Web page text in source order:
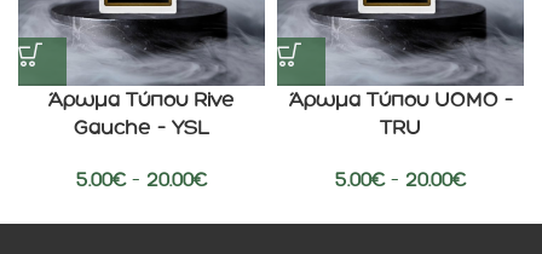
Άρωμα Τύπου Rive
Gauche – YSL
5.00€ – 20.00€
Άρωμα Τύπου UOMO –
TRU
5.00€ – 20.00€